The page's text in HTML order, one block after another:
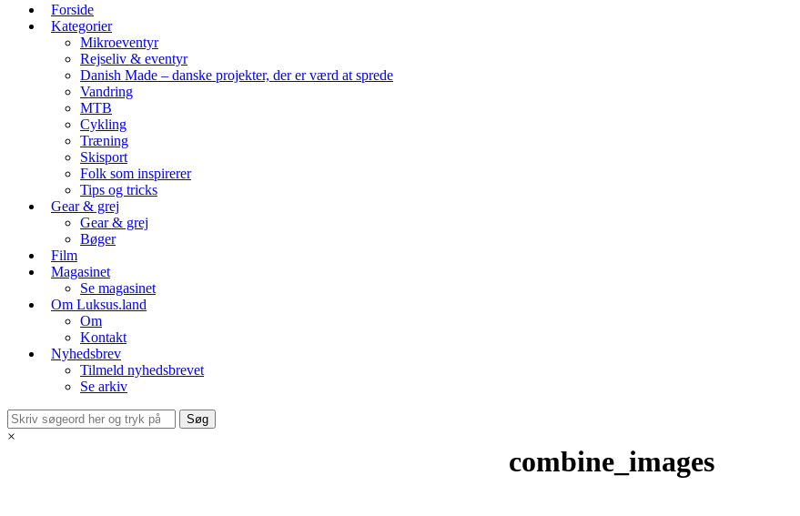
Forside
Kategorier
Mikroeventyr
Rejseliv & eventyr
Danish Made – danske projekter, der er værd at sprede
Vandring
MTB
Cykling
Træning
Skisport
Folk som inspirerer
Tips og tricks
Gear & grej
Gear & grej
Bøger
Film
Magasinet
Se magasinet
Om Luksus.land
Om
Kontakt
Nyhedsbrev
Tilmeld nyhedsbrevet
Se arkiv
×
combine_images